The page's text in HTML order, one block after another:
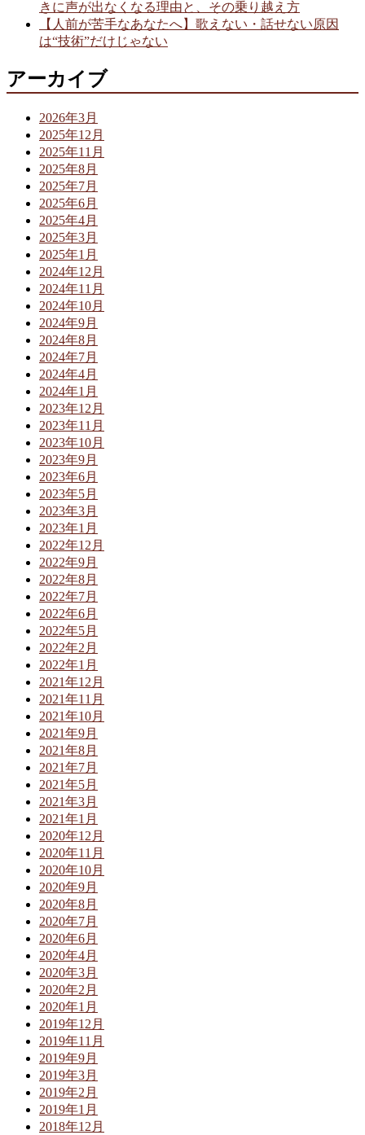
きに声が出なくなる理由と、その乗り越え方
【人前が苦手なあなたへ】歌えない・話せない原因
は“技術”だけじゃない
アーカイブ
2026年3月
2025年12月
2025年11月
2025年8月
2025年7月
2025年6月
2025年4月
2025年3月
2025年1月
2024年12月
2024年11月
2024年10月
2024年9月
2024年8月
2024年7月
2024年4月
2024年1月
2023年12月
2023年11月
2023年10月
2023年9月
2023年6月
2023年5月
2023年3月
2023年1月
2022年12月
2022年9月
2022年8月
2022年7月
2022年6月
2022年5月
2022年2月
2022年1月
2021年12月
2021年11月
2021年10月
2021年9月
2021年8月
2021年7月
2021年5月
2021年3月
2021年1月
2020年12月
2020年11月
2020年10月
2020年9月
2020年8月
2020年7月
2020年6月
2020年4月
2020年3月
2020年2月
2020年1月
2019年12月
2019年11月
2019年9月
2019年3月
2019年2月
2019年1月
2018年12月